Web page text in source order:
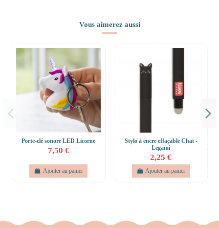
Vous aimerez aussi
Porte-clé sonore LED Licorne
7,50 €
Ajouter au panier
Stylo à encre effaçable Chat -
Legami
2,25 €
Ajouter au panier